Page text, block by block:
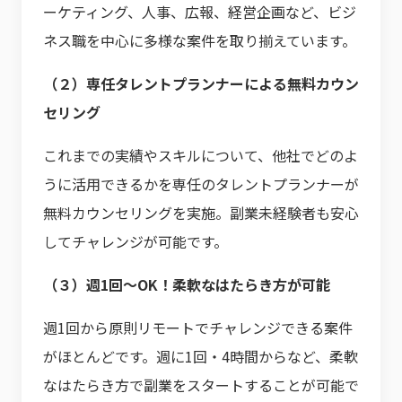
ーケティング、人事、広報、経営企画など、ビジ
ネス職を中心に多様な案件を取り揃えています。
（２）専任タレントプランナーによる無料カウン
セリング
これまでの実績やスキルについて、他社でどのよ
うに活用できるかを専任のタレントプランナーが
無料カウンセリングを実施。副業未経験者も安心
してチャレンジが可能です。
（３）週1回〜OK！柔軟なはたらき方が可能
週1回から原則リモートでチャレンジできる案件
がほとんどです。週に1回・4時間からなど、柔軟
なはたらき方で副業をスタートすることが可能で